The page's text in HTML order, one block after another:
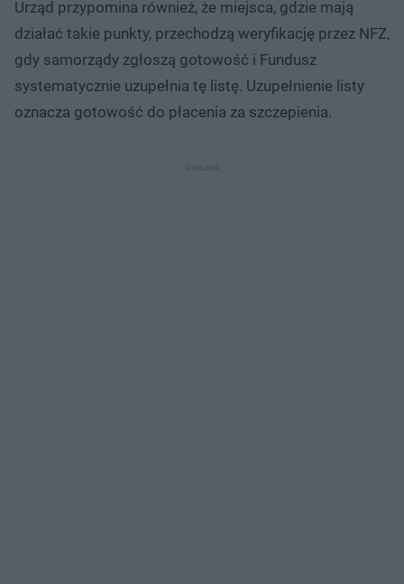
Urząd przypomina również, że miejsca, gdzie mają
działać takie punkty, przechodzą weryfikację przez NFZ,
gdy samorządy zgłoszą gotowość i Fundusz
systematycznie uzupełnia tę listę. Uzupełnienie listy
oznacza gotowość do płacenia za szczepienia.